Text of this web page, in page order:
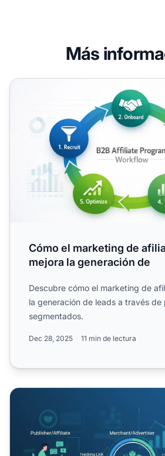
Más
Cómo el marketing de afiliados
Cómo el marketing de
mejora la generación de
Descubre cómo el marketing de
la generación de leads a través de
segmentados.
Dec 28, 2025 11 min de lectura
¿Qué es el marketing de afiliados